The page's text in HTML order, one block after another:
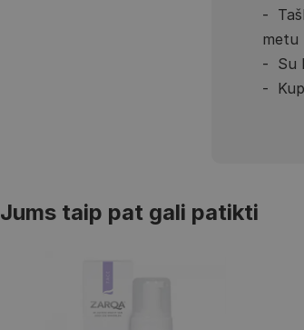
metu
Su
Jums taip pat gali patikti